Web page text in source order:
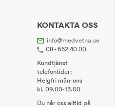
KONTAKTA OSS
info@medvetna.se
08 - 652 40 00
Kundtjänst
telefontider:
Helgfri mån-ons
kl. 09.00-13.00
Du når oss alltid på